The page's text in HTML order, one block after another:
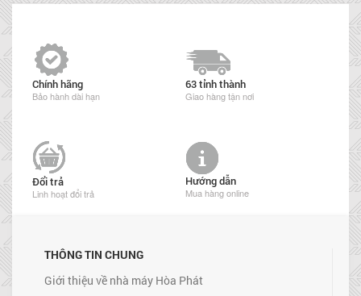
Chính hãng
Bảo hành dài hạn
63 tỉnh thành
Giao hàng tận nơi
Đổi trả
Linh hoạt đổi trả
Hướng dẫn
Mua hàng online
THÔNG TIN CHUNG
Giới thiệu về nhà máy Hòa Phát